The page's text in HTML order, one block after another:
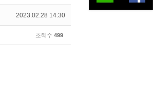
2023.02.28 14:30
조회 수 499